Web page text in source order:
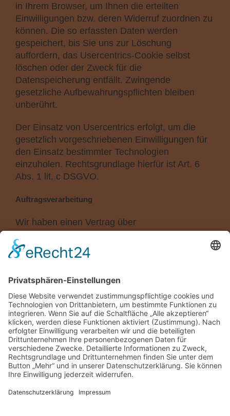
in Ihrem Browser, um Ihnen die erteilten
Einwilligungen bzw. deren Widerruf zuordnen zu
können. Die so erfassten Daten werden
gespeichert, bis Sie uns zur Löschung
auffordern, das Usercentrics-Cookie selbst
löschen oder der Zweck für die
Datenspeicherung entfällt. Zwingende
gesetzliche Aufbewahrungspflichten bleiben
unberührt.
Der Einsatz von Usercentrics erfolgt, um die
gesetzlich vorgeschriebenen Einwilligungen für
den Einsatz bestimmter Technologien
einzuholen. Rechtsgrundlage hierfür ist Art. 6
Abs. 1 lit. c DSGVO.
Auftragsverarbeitung
Wir haben einen Vertrag über
Auftragsverarbeitung (AVV) zur Nutzung des
oben genannten Dienstes geschlossen. Hierbei
handelt es sich um einen datenschutzrechtlich
dass dieser die personenbezogenen Daten
unserer Websitebesucher nur nach unseren
Weisungen und unter Einhaltung der DSGVO
verarbeitet.